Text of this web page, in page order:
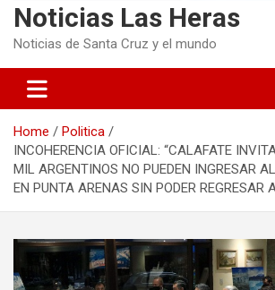
Noticias Las Heras
Noticias de Santa Cruz y el mundo
Home
Politica
INCOHERENCIA OFICIAL: “CALAFATE
MIL ARGENTINOS NO PUEDEN INGRESAR
EN PUNTA ARENAS SIN PODER REGRESAR